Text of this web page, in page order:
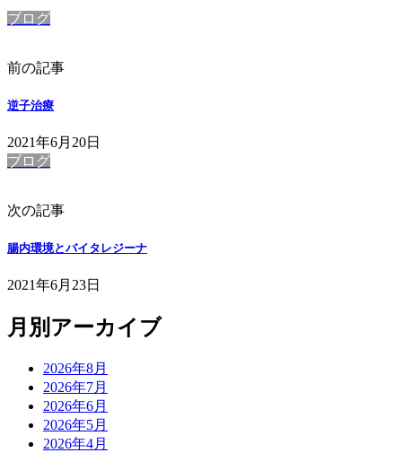
ブログ
前の記事
逆子治療
2021年6月20日
ブログ
次の記事
腸内環境とバイタレジーナ
2021年6月23日
月別アーカイブ
2026年8月
2026年7月
2026年6月
2026年5月
2026年4月